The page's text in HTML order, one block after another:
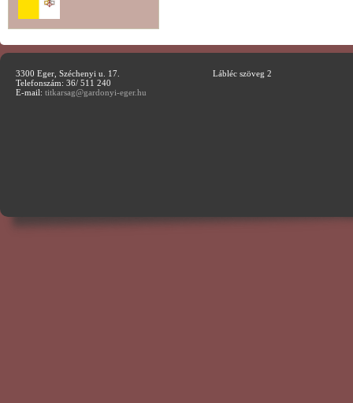
3300 Eger, Széchenyi u. 17.
Telefonszám: 36/ 511 240
E-mail: titkarsag@gardonyi-eger.hu
Lábléc szöveg 2